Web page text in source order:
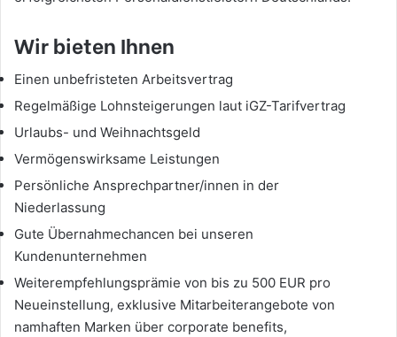
Wir bieten Ihnen
Einen unbefristeten Arbeitsvertrag
Regelmäßige Lohnsteigerungen laut iGZ-Tarifvertrag
Urlaubs- und Weihnachtsgeld
Vermögenswirksame Leistungen
Persönliche Ansprechpartner/innen in der
Niederlassung
Gute Übernahmechancen bei unseren
Kundenunternehmen
Weiterempfehlungsprämie von bis zu 500 EUR pro
Neueinstellung, exklusive Mitarbeiterangebote von
namhaften Marken über corporate benefits,